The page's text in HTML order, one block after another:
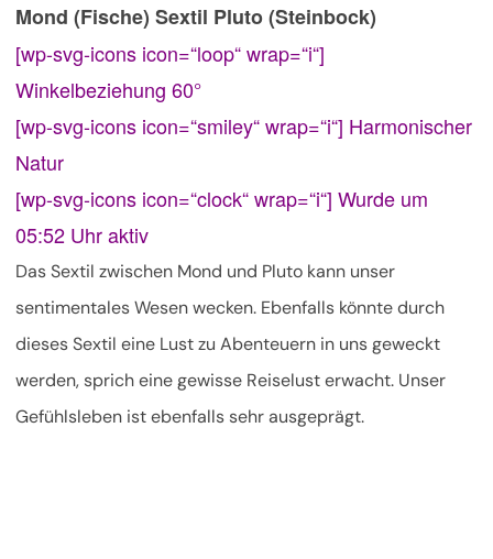
Mond (Fische) Sextil Pluto (Steinbock)
[wp-svg-icons icon=“loop“ wrap=“i“]
Winkelbeziehung 60°
[wp-svg-icons icon=“smiley“ wrap=“i“] Harmonischer
Natur
[wp-svg-icons icon=“clock“ wrap=“i“] Wurde um
05:52 Uhr aktiv
Das Sextil zwischen Mond und Pluto kann unser
sentimentales Wesen wecken. Ebenfalls könnte durch
dieses Sextil eine Lust zu Abenteuern in uns geweckt
werden, sprich eine gewisse Reiselust erwacht. Unser
Gefühlsleben ist ebenfalls sehr ausgeprägt.